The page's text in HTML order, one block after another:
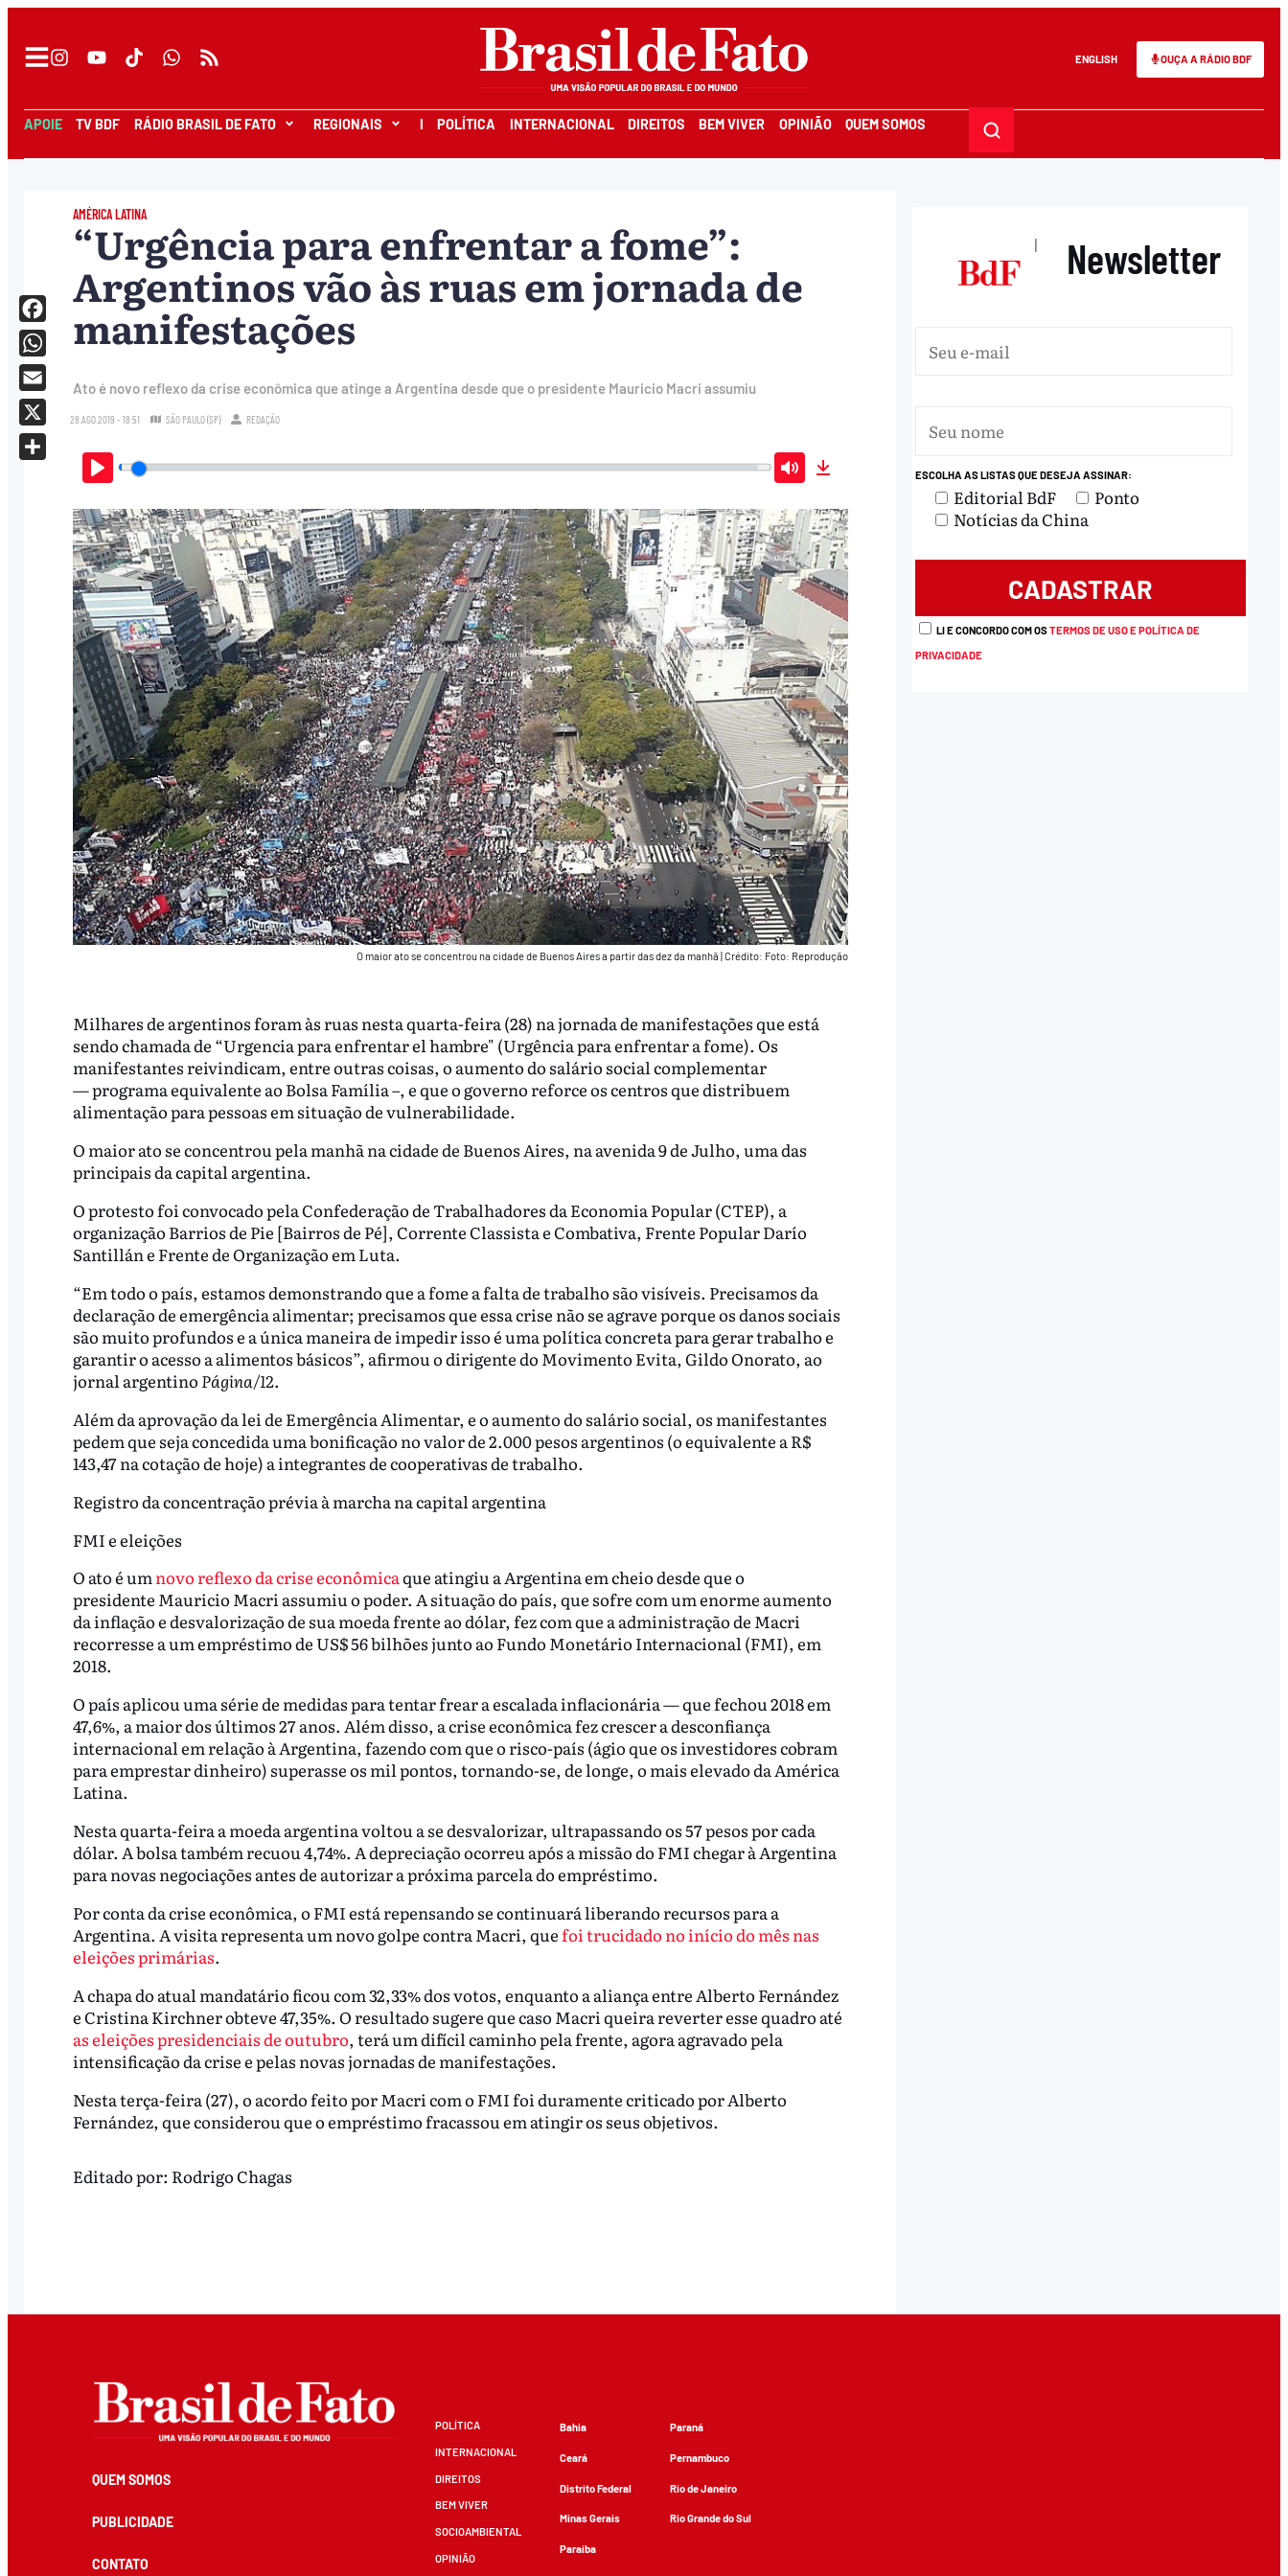
ENGLISH OUÇA A RÁDIO BDF
APOIE TV BDF RÁDIO BRASIL DE FATO REGIONAIS I POLÍTICA INTERNACIONAL DIREITOS BEM VIVER OPINIÃO QUEM SOMOS
AMÉRICA LATINA
“Urgência para enfrentar a fome”:
Argentinos vão às ruas em jornada de
manifestações
Ato é novo reflexo da crise econômica que atinge a Argentina desde que o presidente Mauricio Macri assumiu
28.AGO.2019 - 18:51 SÃO PAULO (SP) REDAÇÃO
Play Mute
O maior ato se concentrou na cidade de Buenos Aires a partir das dez da manhã |Crédito: Foto: Reprodução
Milhares de argentinos foram às ruas nesta quarta-feira (28) na jornada de manifestações que está
sendo chamada de “Urgencia para enfrentar el hambre" (Urgência para enfrentar a fome). Os
manifestantes reivindicam, entre outras coisas, o aumento do salário social complementar
— programa equivalente ao Bolsa Família –, e que o governo reforce os centros que distribuem
alimentação para pessoas em situação de vulnerabilidade.
O maior ato se concentrou pela manhã na cidade de Buenos Aires, na avenida 9 de Julho, uma das
principais da capital argentina.
O protesto foi convocado pela Confederação de Trabalhadores da Economia Popular (CTEP), a
organização Barrios de Pie [Bairros de Pé], Corrente Classista e Combativa, Frente Popular Darío
Santillán e Frente de Organização em Luta.
“Em todo o país, estamos demonstrando que a fome a falta de trabalho são visíveis. Precisamos da
declaração de emergência alimentar; precisamos que essa crise não se agrave porque os danos sociais
são muito profundos e a única maneira de impedir isso é uma política concreta para gerar trabalho e
garantir o acesso a alimentos básicos”, afirmou o dirigente do Movimento Evita, Gildo Onorato, ao
jornal argentino Página/12.
Além da aprovação da lei de Emergência Alimentar, e o aumento do salário social, os manifestantes
pedem que seja concedida uma bonificação no valor de 2.000 pesos argentinos (o equivalente a R$
143,47 na cotação de hoje) a integrantes de cooperativas de trabalho.
Registro da concentração prévia à marcha na capital argentina
FMI e eleições
O ato é umnovo reflexo da crise econômicaque atingiu a Argentina em cheio desde que o
presidente Mauricio Macri assumiu o poder. A situação do país, que sofre com um enorme aumento
da inflação e desvalorização de sua moeda frente ao dólar, fez com que a administração de Macri
recorresse a um empréstimo de US$ 56 bilhões junto ao Fundo Monetário Internacional (FMI), em
2018.
O país aplicou uma série de medidas para tentar frear a escalada inflacionária — que fechou 2018 em
47,6%, a maior dos últimos 27 anos. Além disso, a crise econômica fez crescer a desconfiança
internacional em relação à Argentina, fazendo com que o risco-país (ágio que os investidores cobram
para emprestar dinheiro) superasse os mil pontos, tornando-se, de longe, o mais elevado da América
Latina.
Nesta quarta-feira a moeda argentina voltou a se desvalorizar, ultrapassando os 57 pesos por cada
dólar. A bolsa também recuou 4,74%. A depreciação ocorreu após a missão do FMI chegar à Argentina
para novas negociações antes de autorizar a próxima parcela do empréstimo.
Por conta da crise econômica, o FMI está repensando se continuará liberando recursos para a
Argentina. A visita representa um novo golpe contra Macri, quefoi trucidado no início do mês nas
eleições primárias.
A chapa do atual mandatário ficou com 32,33% dos votos, enquanto a aliança entre Alberto Fernández
e Cristina Kirchner obteve 47,35%. O resultado sugere que caso Macri queira reverter esse quadro até
as eleições presidenciais de outubro, terá um difícil caminho pela frente, agora agravado pela
intensificação da crise e pelas novas jornadas de manifestações.
Nesta terça-feira (27), o acordo feito por Macri com o FMI foi duramente criticado por Alberto
Fernández, que considerou que o empréstimo fracassou em atingir os seus objetivos.
Facebook
WhatsApp
Email
X
Editado por: Rodrigo Chagas
| Newsletter
ESCOLHA AS LISTAS QUE DESEJA ASSINAR:
Editorial BdF
Ponto
Notícias da China
LI E CONCORDO COM OSTERMOS DE USO E POLÍTICA DE
PRIVACIDADE
QUEM SOMOS
PUBLICIDADE
CONTATO
POLÍTICA
INTERNACIONAL
DIREITOS
BEM VIVER
SOCIOAMBIENTAL
OPINIÃO
Bahia
Ceará
Distrito Federal
Minas Gerais
Paraíba
Paraná
Pernambuco
Rio de Janeiro
Rio Grande do Sul